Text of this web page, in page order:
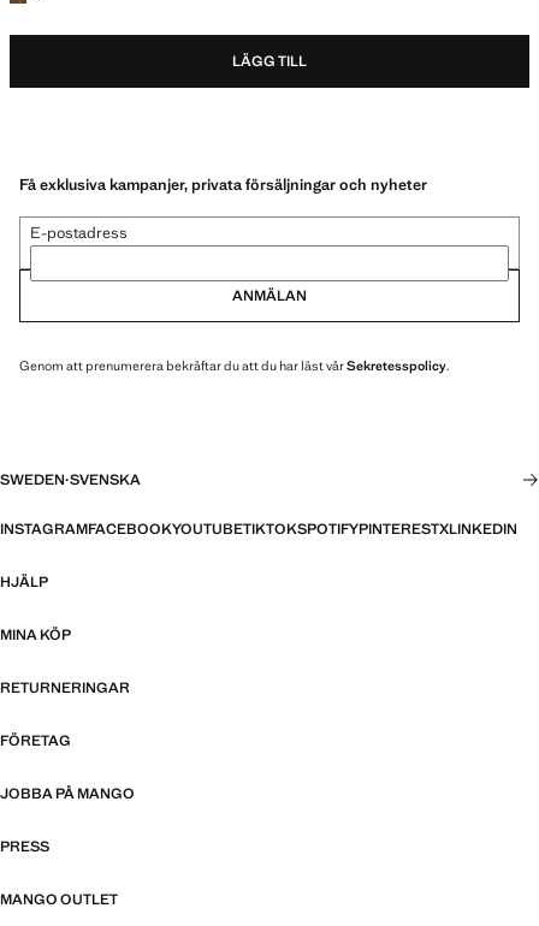
LÄGG TILL
Få exklusiva kampanjer, privata försäljningar och nyheter
E-postadress
ANMÄLAN
Genom att prenumerera bekräftar du att du har läst vårSekretesspolicy.
SWEDEN·SVENSKA
INSTAGRAMFACEBOOKYOUTUBETIKTOKSPOTIFYPINTERESTXLINKEDIN
HJÄLP
MINA KÖP
RETURNERINGAR
FÖRETAG
JOBBA PÅ MANGO
PRESS
MANGO OUTLET